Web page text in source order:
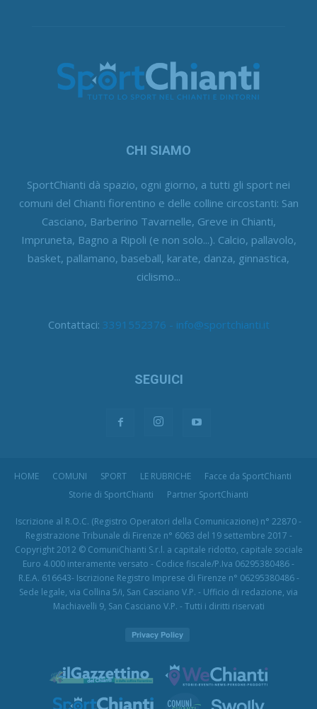
CHI SIAMO
SportChianti dà spazio, ogni giorno, a tutti gli sport nei
comuni del Chianti fiorentino e delle colline circostanti: San
Casciano, Barberino Tavarnelle, Greve in Chianti,
Impruneta, Bagno a Ripoli (e non solo...). Calcio, pallavolo,
basket, pallamano, baseball, karate, danza, ginnastica,
ciclismo...
Contattaci: 3391552376 - info@sportchianti.it
SEGUICI
HOME COMUNI SPORT LE RUBRICHE
Facce da SportChianti
Storie di SportChianti
Partner SportChianti
Iscrizione al R.O.C. (Registro Operatori della Comunicazione) n° 22870 -
Registrazione Tribunale di Firenze n° 6063 del 19 settembre 2017 -
Copyright 2012 © ComuniChianti S.r.l. a capitale ridotto, capitale sociale
Euro 4.000 interamente versato - Codice fiscale/P.Iva 06295380486 -
R.E.A. 616643- Iscrizione Registro Imprese di Firenze n° 06295380486 -
Sede legale, via Collina 5/i, San Casciano V.P. - Ufficio di redazione, via
Machiavelli 9, San Casciano V.P. - Tutti i diritti riservati